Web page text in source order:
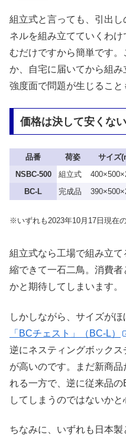
組立式と言っても、引出
ネルを組み立てていくわ
むだけですから簡単です
か、自宅に届いてから組み
強度面で問題が生じること
価格は決して安くない
品番 荷姿 サイズ
NSBC-500
組立式
BC-L
完成品
※いずれも2023年10月17日現在
組立式なら工場で組み立
縮できて一石二鳥。消費
かと期待してしまいます。
しかしながら、サイズが
「BCチェスト」（BC-L）
逆にネスティングボック
が高いのです。まだ新商
れる一方で、逆に従来品
してしまうのではないかと
ちなみに、いずれも日本製